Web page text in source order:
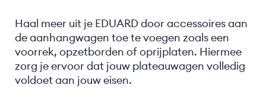
Haal meer uit je EDUARD door accessoires aan
de aanhangwagen toe te voegen zoals een
voorrek, opzetborden of oprijplaten. Hiermee
zorg je ervoor dat jouw plateauwagen volledig
voldoet aan jouw eisen.